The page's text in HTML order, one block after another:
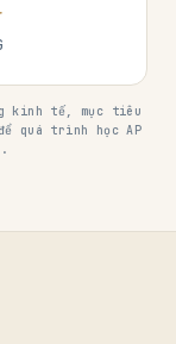
kinh tế, mục tiêu
quá trình học AP